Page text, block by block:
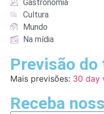
Gastronomia
Cultura
Mundo
Na mídia
Previsão do
Mais previsões: 30 day
Receba